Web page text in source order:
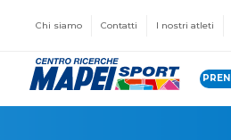
Chi siamo Contatti I nostri atleti